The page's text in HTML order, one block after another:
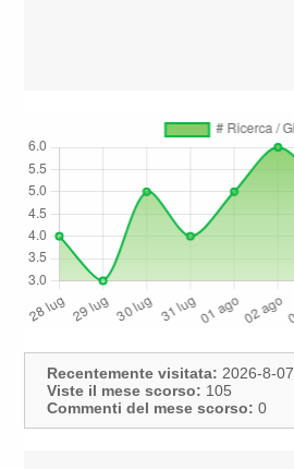
Recentemente visitata: 2026-8-07
Viste il mese scorso: 105
Commenti del mese scorso: 0